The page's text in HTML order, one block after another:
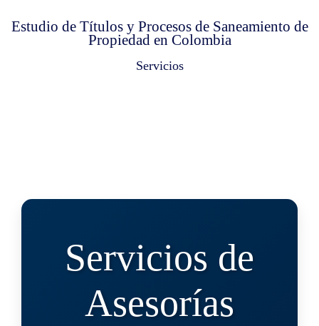
Estudio de Títulos y Procesos de Saneamiento de
Propiedad en Colombia
Servicios
Servicios de
Asesorías